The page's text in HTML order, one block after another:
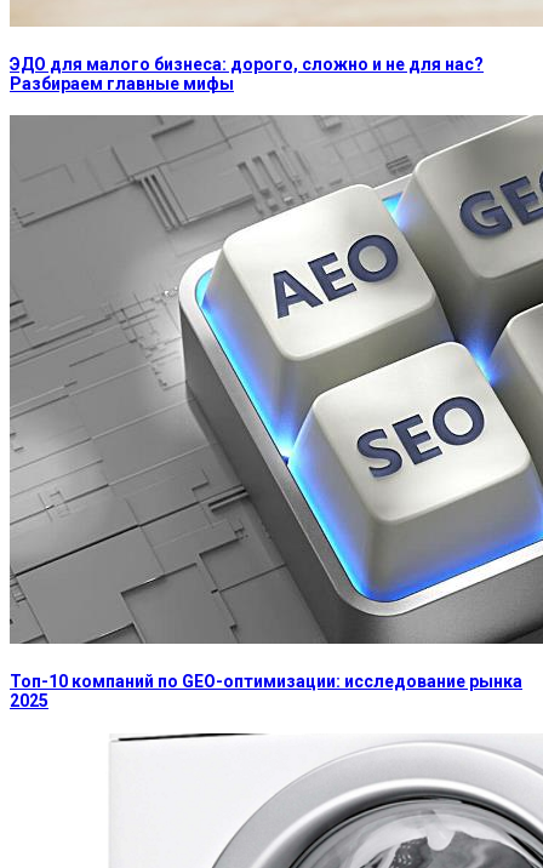
ЭДО для малого бизнеса: дорого, сложно и не для нас?
Разбираем главные мифы
Топ-10 компаний по GEO-оптимизации: исследование рынка
2025